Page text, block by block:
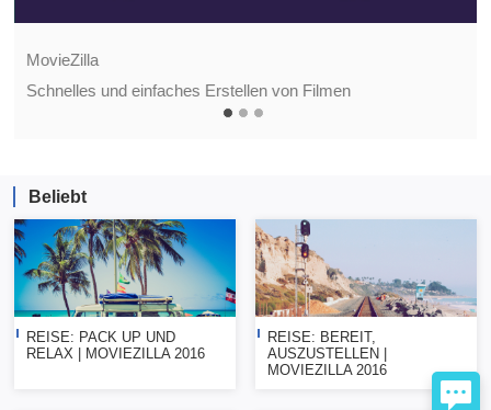
MovieZilla
Schnelles und einfaches Erstellen von Filmen
Beliebt
REISE: PACK UP UND
RELAX | MOVIEZILLA 2016
REISE: BEREIT,
AUSZUSTELLEN |
MOVIEZILLA 2016